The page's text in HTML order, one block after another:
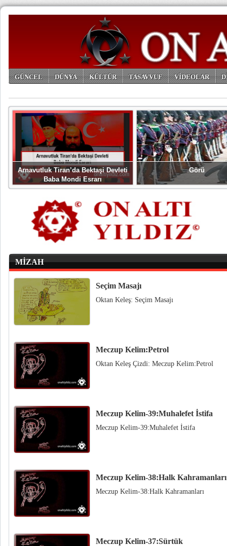
GÜNCEL DÜNYA KÜLTÜR TASAVVUF VİDEOLAR
Arnavutluk Tiran’da Bektaşi Devleti
Baba Mondi Esrarı
Görü
MİZAH
Seçim Masajı
Oktan Keleş: Seçim Masajı
Meczup Kelim:Petrol
Oktan Keleş Çizdi: Meczup Kelim:Petrol
Meczup Kelim-39:Muhalefet İstifa
Meczup Kelim-39:Muhalefet İstifa
Meczup Kelim-38:Halk Kahramanları
Meczup Kelim-38:Halk Kahramanları
Meczup Kelim-37:Sürtük